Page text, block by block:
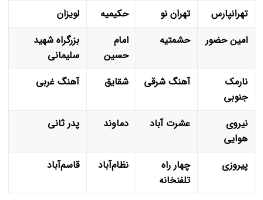
تهرانپارس تهران نو حکیمیه
لویزان
امین حضور
حشمتیه
امام
حسین
بزرگراه شهید
سلیمانی
نارمک
جنوبی
آهنگ شرقی شقایق آهنگ غربی
نیروی
هوایی
عشرت آباد دماوند پدر ثانی
پیروزی
چهار راه
تلفنخانه
نظام‌آباد قاسم‌آباد